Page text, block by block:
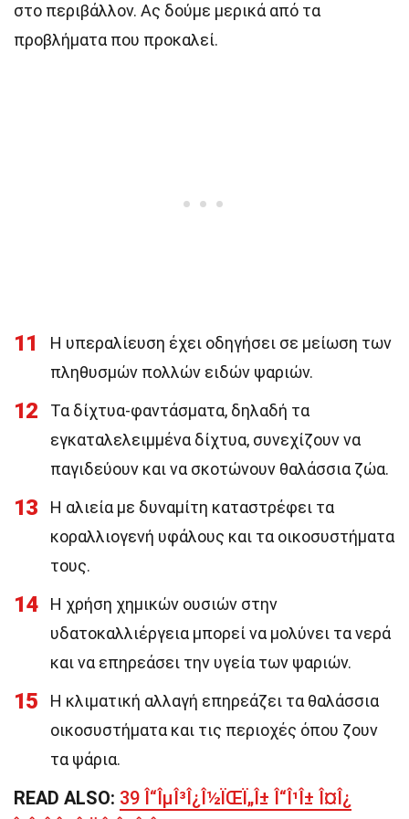
στο περιβάλλον. Ας δούμε μερικά από τα
προβλήματα που προκαλεί.
11
Η υπεραλίευση έχει οδηγήσει σε μείωση των
πληθυσμών πολλών ειδών ψαριών.
12
Τα δίχτυα-φαντάσματα, δηλαδή τα
εγκαταλελειμμένα δίχτυα, συνεχίζουν να
παγιδεύουν και να σκοτώνουν θαλάσσια ζώα.
13
Η αλιεία με δυναμίτη καταστρέφει τα
κοραλλιογενή υφάλους και τα οικοσυστήματα
τους.
14
Η χρήση χημικών ουσιών στην
υδατοκαλλιέργεια μπορεί να μολύνει τα νερά
και να επηρεάσει την υγεία των ψαριών.
15
Η κλιματική αλλαγή επηρεάζει τα θαλάσσια
οικοσυστήματα και τις περιοχές όπου ζουν
τα ψάρια.
READ ALSO: 39 Î“ÎµÎ³Î¿Î½ÏŒÏ„Î± Î“Î¹Î± Î¤Î¿